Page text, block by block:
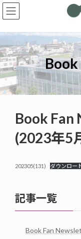
コ
ン
ン
ツ
へ
ス
キ
ッ
プ
ナ
ビ
ー
シ
ョ
ン
に
移
動
Book Fan
(2023年5
202305(131) ダウンロー
記事一覧
Book Fan